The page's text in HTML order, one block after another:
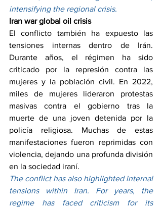
intensifying the regional crisis.
Iran war global oil crisis
El conflicto también ha expuesto las
tensiones internas dentro de Irán.
Durante años, el régimen ha sido
criticado por la represión contra las
mujeres y la población civil. En 2022,
miles de mujeres lideraron protestas
masivas contra el gobierno tras la
muerte de una joven detenida por la
policía religiosa. Muchas de estas
manifestaciones fueron reprimidas con
violencia, dejando una profunda división
en la sociedad iraní.
The conflict has also highlighted internal
tensions within Iran. For years, the
regime has faced criticism for its